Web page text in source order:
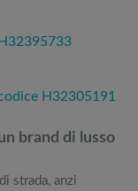
H32305191
brand di lusso
strada, anzi